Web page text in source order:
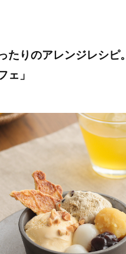
たりのアレンジレシピ。
ェ」